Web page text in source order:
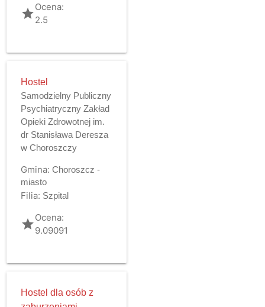
gradeOcena:
2.5
Hostel
Samodzielny Publiczny
Psychiatryczny Zakład
Opieki Zdrowotnej im.
dr Stanisława Deresza
w Choroszczy
Gmina: Choroszcz -
miasto
Filia: Szpital
gradeOcena:
9.09091
Hostel dla osób z